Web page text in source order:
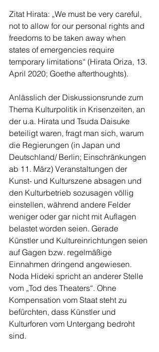
Zitat Hirata: „We must be very careful,
not to allow for our personal rights and
freedoms to be taken away when
states of emergencies require
temporary limitations“ (Hirata Oriza, 13.
April 2020; Goethe afterthoughts).
Anlässlich der Diskussionsrunde zum
Thema Kulturpolitik in Krisenzeiten, an
der u.a. Hirata und Tsuda Daisuke
beteiligt waren, fragt man sich, warum
die Regierungen (in Japan und
Deutschland/ Berlin; Einschränkungen
ab 11. März) Veranstaltungen der
Kunst- und Kulturszene absagen und
den Kulturbetrieb sozusagen völlig
einstellen, während andere Felder
weniger oder gar nicht mit Auflagen
belastet worden seien. Gerade
Künstler und Kultureinrichtungen seien
auf Gagen bzw. regelmäßige
Einnahmen dringend angewiesen.
Noda Hideki spricht an anderer Stelle
vom „Tod des Theaters“. Ohne
Kompensation vom Staat steht zu
befürchten, dass Künstler und
Kulturforen vom Untergang bedroht
sind.